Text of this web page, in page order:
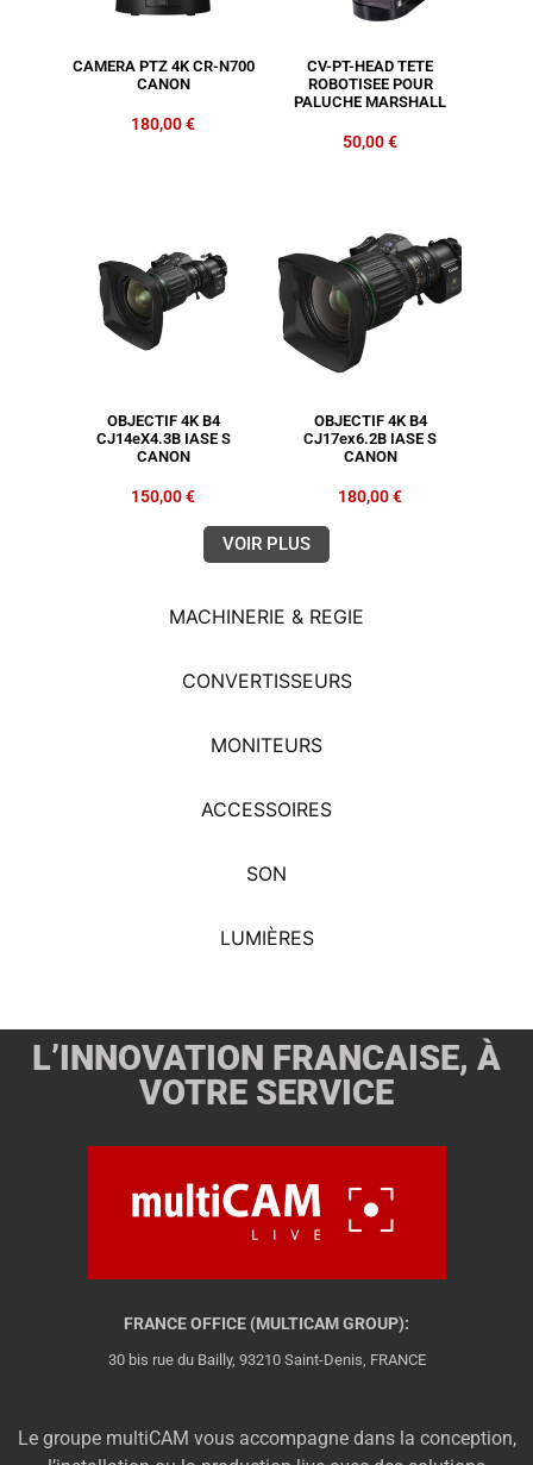
MACHINERIE & REGIE
CONVERTISSEURS
MONITEURS
ACCESSOIRES
SON
LUMIÈRES
CAMERA PTZ 4K CR-N700
CANON
180,00€
CV-PT-HEAD TETE
ROBOTISEE POUR
PALUCHE MARSHALL
50,00€
OBJECTIF 4K B4
CJ14eX4.3B IASE S
CANON
150,00€
OBJECTIF 4K B4
CJ17ex6.2B IASE S
CANON
180,00€
VOIR PLUS
L’INNOVATION FRANCAISE, À
VOTRE SERVICE
FRANCE OFFICE (MULTICAM GROUP):
30 bis rue du Bailly, 93210 Saint-Denis, FRANCE
Le groupe multiCAM vous accompagne dans la conception,